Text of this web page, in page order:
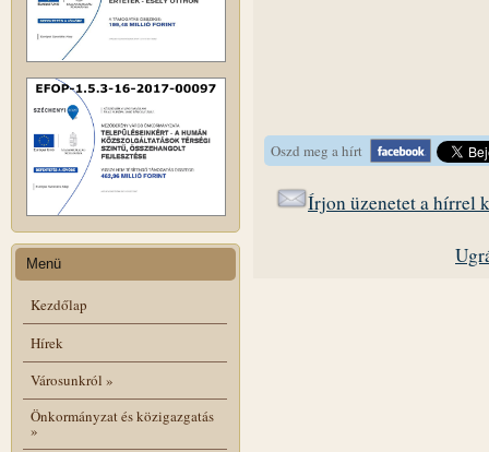
Menü
Kezdőlap
Hírek
Városunkról »
Önkormányzat és közigazgatás
»
Oszd meg a hírt
Írjon üzenetet a hírrel